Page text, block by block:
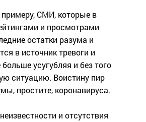
примеру, СМИ, которые в
и просмотрами
остатки разума и
в источник тревоги и
усугубляя и без того
ситуацию. Воистину пир
простите, коронавируса.
и отсутствия